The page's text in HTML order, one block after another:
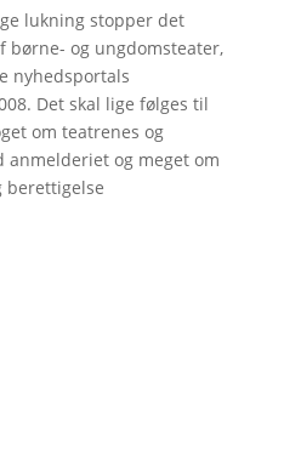
lukning stopper det
børne- og ungdomsteater,
nyhedsportals
Det skal lige følges til
om teatrenes og
anmelderiet og meget om
berettigelse